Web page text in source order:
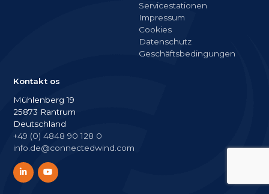
Servicestationen
Impressum
Cookies
Datenschutz
Geschäftsbedingungen
Kontakt os
Mühlenberg 19
25873 Rantrum
Deutschland
+49 (0) 4848 90 128 0
info.de@connectedwind.com